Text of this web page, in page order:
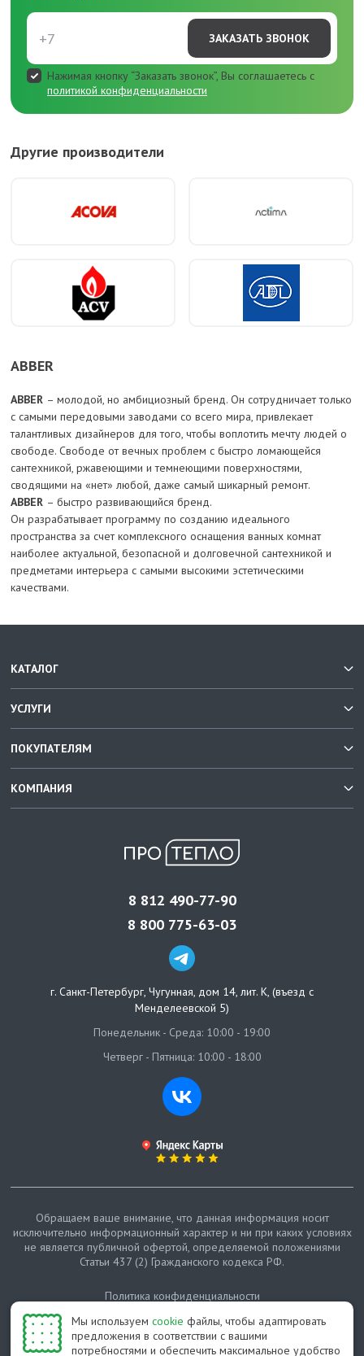
ЗАКАЗАТЬ ЗВОНОК
Нажимая кнопку “Заказать звонок”, Вы соглашаетесь с
политикой конфиденциальности
Другие производители
ABBER
ABBER – молодой, но амбициозный бренд. Он сотрудничает только
с самыми передовыми заводами со всего мира, привлекает
талантливых дизайнеров для того, чтобы воплотить мечту людей о
свободе. Свободе от вечных проблем с быстро ломающейся
сантехникой, ржавеющими и темнеющими поверхностями,
сводящими на «нет» любой, даже самый шикарный ремонт.
ABBER – быстро развивающийся бренд.
Он разрабатывает программу по созданию идеального
пространства за счет комплексного оснащения ванных комнат
наиболее актуальной, безопасной и долговечной сантехникой и
предметами интерьера с самыми высокими эстетическими
качествами.
Мы используем cookie файлы, чтобы адаптировать
предложения в соответствии с вашими
потребностями и обеспечить максимальное удобство
КАТАЛОГ
УСЛУГИ
ПОКУПАТЕЛЯМ
КОМПАНИЯ
8 812 490-77-90
8 800 775-63-03
г. Санкт-Петербург, Чугунная, дом 14, лит. К, (въезд с
Менделеевской 5)
Понедельник - Среда: 10:00 - 19:00
Четверг - Пятница: 10:00 - 18:00
Обращаем ваше внимание, что данная информация носит
исключительно информационный характер и ни при каких условиях
не является публичной офертой, определяемой положениями
Статьи 437 (2) Гражданского кодекса РФ.
Политика конфиденциальности
Карта сайта